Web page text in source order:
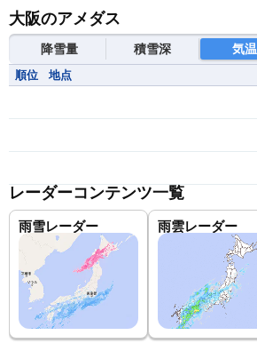
大阪のアメダス
降雪量 積雪深 気温
順位 地点
レーダーコンテンツ一覧
雨雪レーダー 雨雲レーダー